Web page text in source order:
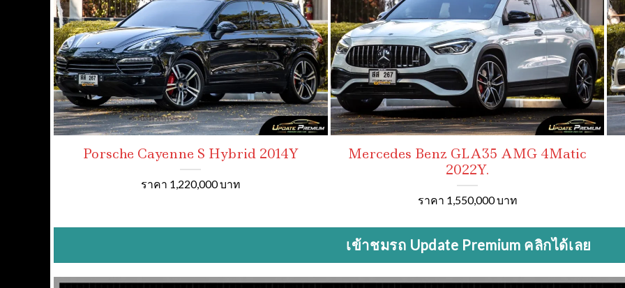
Porsche Cayenne S Hybrid 2014Y
ราคา 1,220,000 บาท
Mercedes Benz GLA35 AMG 4Matic
2022Y.
ราคา 1,550,000 บาท
เข้าชมรถ Update Premium คลิกได้เลย